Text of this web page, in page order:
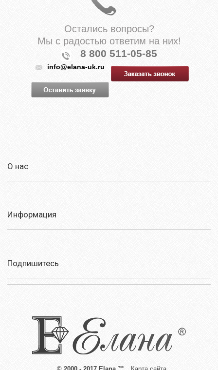
Остались вопросы?
Мы с радостью ответим на них!
8 800 511-05-85
info@elana-uk.ru
О нас
Информация
Подпишитесь